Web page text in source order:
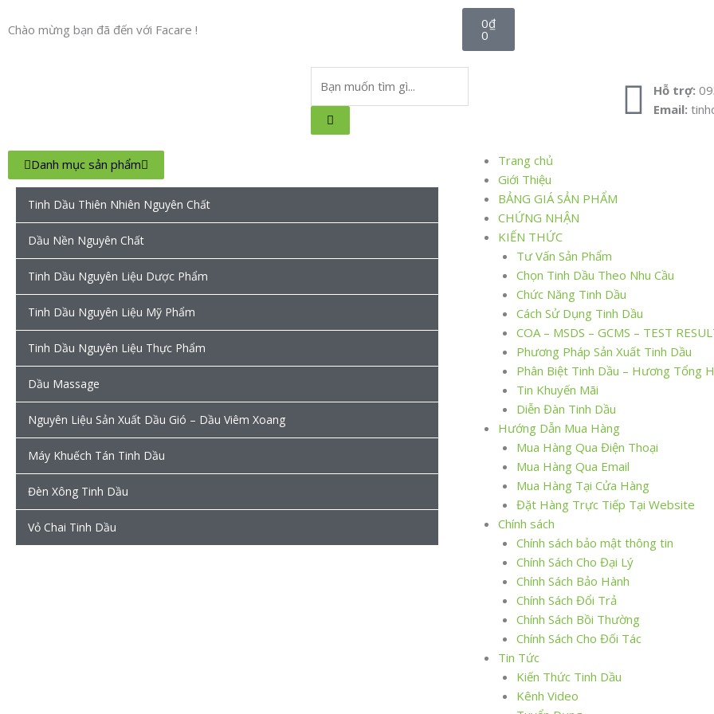
tớiChào mừng bạn đã đến với Facare ! 0₫
0
Cart
Hỗ trợ:
Email:
Danh mục sản phẩm
Tinh Dầu Thiên Nhiên Nguyên Chất
Dầu Nền Nguyên Chất
Tinh Dầu Nguyên Liệu Dược Phẩm
Tinh Dầu Nguyên Liệu Mỹ Phẩm
Tinh Dầu Nguyên Liệu Thực Phẩm
Dầu Massage
Nguyên Liệu Sản Xuất Dầu Gió – Dầu Viêm Xoang
Máy Khuếch Tán Tinh Dầu
Đèn Xông Tinh Dầu
Vỏ Chai Tinh Dầu
Trang chủ
Giới Thiệu
BẢNG GIÁ SẢN PHẨM
CHỨNG NHẬN
KIẾN THỨC
Tư Vấn Sản Phẩm
Chọn Tinh Dầu Theo Nhu Cầu
Chức Năng Tinh Dầu
Cách Sử Dụng Tinh Dầu
COA – MSDS – GCMS – TEST
Phương Pháp Sản Xuất Tinh Dầu
Phân Biệt Tinh Dầu – Hương Tổng
Tin Khuyến Mãi
Diễn Đàn Tinh Dầu
Hướng Dẫn Mua Hàng
Mua Hàng Qua Điện Thoại
Mua Hàng Qua Email
Mua Hàng Tại Cửa Hàng
Đặt Hàng Trực Tiếp Tại Website
Chính sách
Chính sách bảo mật thông tin
Chính Sách Cho Đại Lý
Chính Sách Bảo Hành
Chính Sách Đổi Trả
Chính Sách Bồi Thường
Chính Sách Cho Đối Tác
Tin Tức
Kiến Thức Tinh Dầu
Kênh Video